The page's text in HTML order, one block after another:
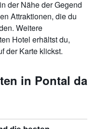
der Nähe der Gegend
Attraktionen, die du
Weitere
Hotel erhältst du,
der Karte klickst.
in Pontal da